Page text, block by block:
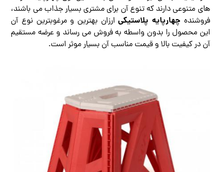
های متنوعی دارند که تنوع آن برای مشتری بسیار جذاب می باشند،
فروشنده چهارپایه پلاستیکیارزان بهترین و مرغوبترین نوع آن
این محصول را بدون واسطه به فروش می رساند و عرضه مستقیم
آن در کیفیت بالا و قیمت مناسب آن بسیار موثر است.